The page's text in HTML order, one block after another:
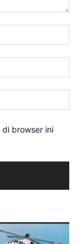
di browser ini